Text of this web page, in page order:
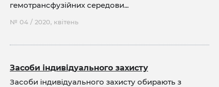
гемотрансфузійних середови...
№ 04 / 2020, квітень
Засоби індивідуального захисту
Засоби індивідуального захисту обирають з